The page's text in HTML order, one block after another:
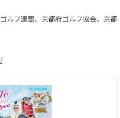
ルフ連盟、京都府ゴルフ協会、京都